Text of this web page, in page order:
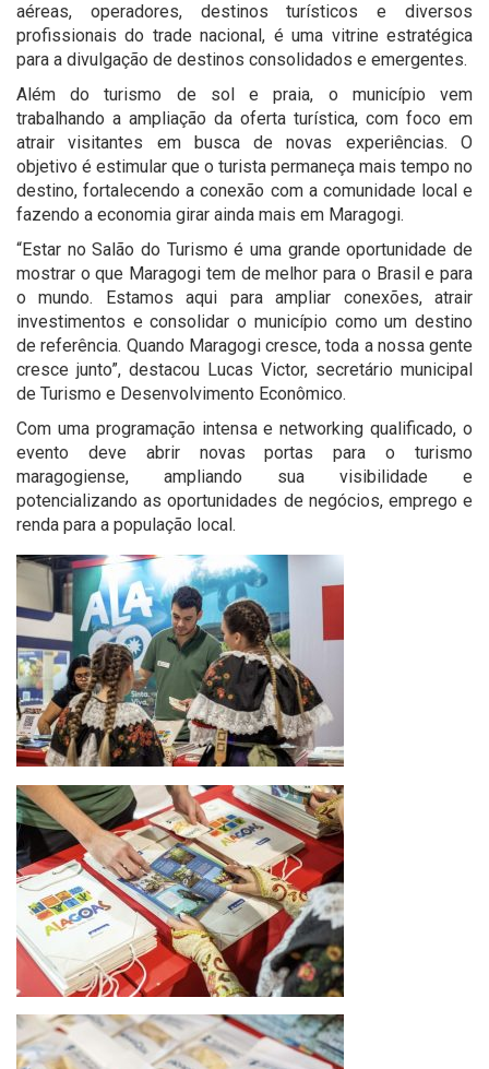
aéreas, operadores, destinos turísticos e diversos
profissionais do trade nacional, é uma vitrine estratégica
para a divulgação de destinos consolidados e emergentes.
Além do turismo de sol e praia, o município vem
trabalhando a ampliação da oferta turística, com foco em
atrair visitantes em busca de novas experiências. O
objetivo é estimular que o turista permaneça mais tempo no
destino, fortalecendo a conexão com a comunidade local e
fazendo a economia girar ainda mais em Maragogi.
“Estar no Salão do Turismo é uma grande oportunidade de
mostrar o que Maragogi tem de melhor para o Brasil e para
o mundo. Estamos aqui para ampliar conexões, atrair
investimentos e consolidar o município como um destino
de referência. Quando Maragogi cresce, toda a nossa gente
cresce junto”, destacou Lucas Victor, secretário municipal
de Turismo e Desenvolvimento Econômico.
Com uma programação intensa e networking qualificado, o
evento deve abrir novas portas para o turismo
maragogiense, ampliando sua visibilidade e
potencializando as oportunidades de negócios, emprego e
renda para a população local.